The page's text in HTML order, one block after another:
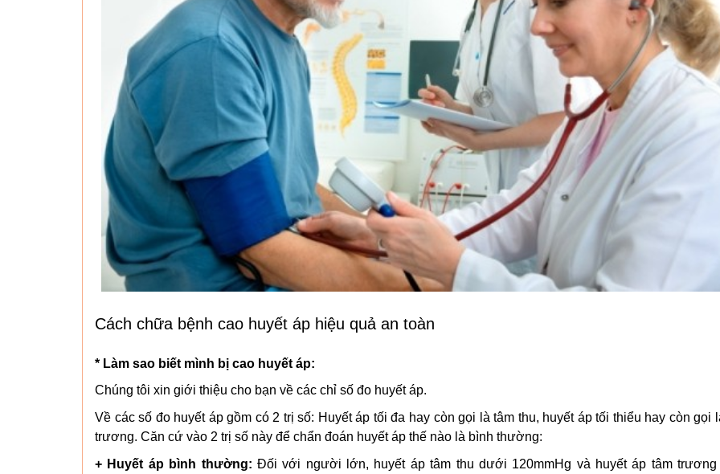
Cách chữa bệnh cao huyết áp hiệu quả an toàn
* Làm sao biết mình bị cao huyết áp:
Chúng tôi xin giới thiệu cho bạn về các chỉ số đo huyết áp.
Về các số đo huyết áp gồm có 2 trị số: Huyết áp tối đa hay còn gọi là tâm thu, huyết áp tối thiểu hay còn gọi
trương. Căn cứ vào 2 trị số này để chẩn đoán huyết áp thế nào là bình thường:
+ Huyết áp bình thường: Đối với người lớn, huyết áp tâm thu dưới 120mmHg và huyết áp tâm